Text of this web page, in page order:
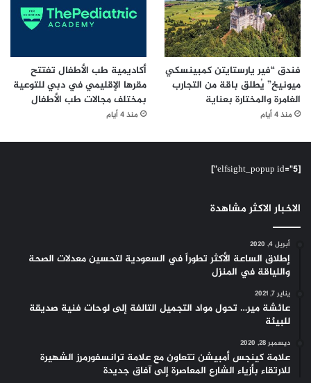
فندق “فير يارستايتن كمبينسكي
ميونيخ” يُطلق باقة من التجارب
الغامرة والمختارة بعناية
منذ 4 أيام
أكاديمية طب الأطفال تفتتح
مقرها الإقليمي في دبي للتوعية
بمختلف مجالات طب الأطفال
منذ 4 أيام
[elfsight_popup id="5"]
الاخبار الاكثر مشاهدة
أبريل 4, 2020
إطلاق الساعة الأكثر تطوراً في السعودية لتحسين معدلات الصحة
واللياقة في المنزل
يناير 7, 2021
عائشة مير… تحول مواد التجميل التالفة إلى لوحات فنية صديقة
للبيئة
ديسمبر 28, 2020
علامة كينجس أمبيشن تتعاون مع علامة ترانسفورمرز الشهيرة
للارتقاء بأزياء الشارع المعاصرة إلى آفاق جديدة